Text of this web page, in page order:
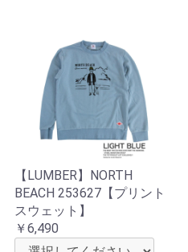
【LUMBER】NORTH
BEACH 253627【プリント
スウェット】
￥6,490